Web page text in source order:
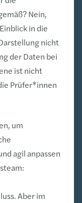
Nein,
in die
nicht
der Daten bei
ist nicht
Prüfer*innen
um
agil anpassen
Aber im